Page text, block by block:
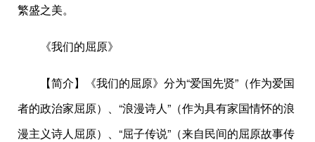
繁盛之美。
《我们的屈原》
【简介】《我们的屈原》分为“爱国先贤”（作为爱国
者的政治家屈原）、“浪漫诗人”（作为具有家国情怀的浪
漫主义诗人屈原）、“屈子传说”（来自民间的屈原故事传